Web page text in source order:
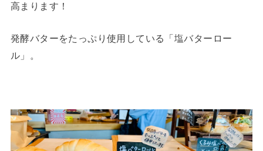
高まります！
発酵バターをたっぷり使用している「塩バターロー
ル」。